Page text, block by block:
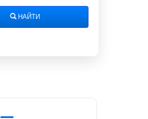
НАЙТИ